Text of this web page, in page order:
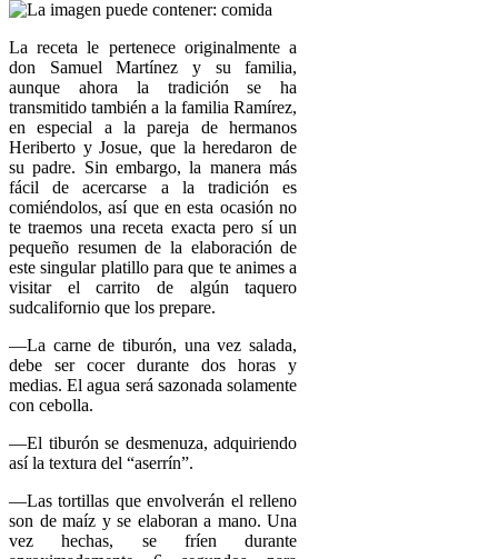
La receta le pertenece originalmente a
don Samuel Martínez y su familia,
aunque ahora la tradición se ha
transmitido también a la familia Ramírez,
en especial a la pareja de hermanos
Heriberto y Josue, que la heredaron de
su padre. Sin embargo, la manera más
fácil de acercarse a la tradición es
comiéndolos, así que en esta ocasión no
te traemos una receta exacta pero sí un
pequeño resumen de la elaboración de
este singular platillo para que te animes a
visitar el carrito de algún taquero
sudcalifornio que los prepare.
—La carne de tiburón, una vez salada,
debe ser cocer durante dos horas y
medias. El agua será sazonada solamente
con cebolla.
—El tiburón se desmenuza, adquiriendo
así la textura del “aserrín”.
—Las tortillas que envolverán el relleno
son de maíz y se elaboran a mano. Una
vez hechas, se fríen durante